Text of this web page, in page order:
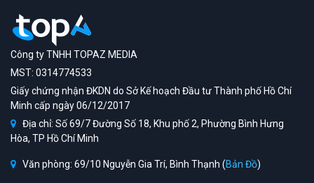
Công ty TNHH TOPAZ MEDIA
MST: 0314774533
Giấy chứng nhận ĐKDN do Sở Kế hoạch Đầu tư Thành phố Hồ Chí
Minh cấp ngày 06/12/2017
Địa chỉ: Số 69/7 Đường Số 18, Khu phố 2, Phường Bình Hưng
Hòa, TP Hồ Chí Minh
Văn phòng: 69/10 Nguyễn Gia Trí, Bình Thạnh (Bản Đồ)